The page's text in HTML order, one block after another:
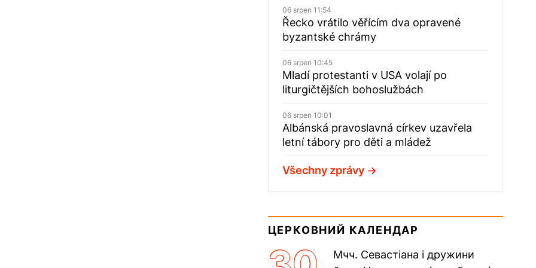
06 srpen 11:54
Řecko vrátilo věřícím dva opravené
byzantské chrámy
06 srpen 10:45
Mladí protestanti v USA volají po
liturgičtějších bohoslužbách
06 srpen 10:01
Albánská pravoslavná církev uzavřela
letní tábory pro děti a mládež
Všechny zprávy
ЦЕРКОВНИЙ КАЛЕНДАР
Мчч. Севастіана і дружини